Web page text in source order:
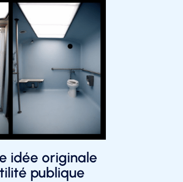
idée originale
publique